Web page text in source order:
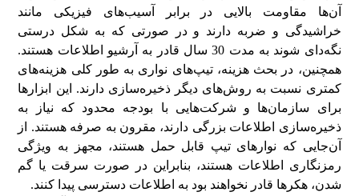
آن‌ها مقاومت بالایی در برابر آسیب‌های فیزیکی مانند
خراشیدگی و ضربه دارند و در صورتی که به شکل درستی
نگه‌دای شوند به مدت 30 سال قادر به آرشیو اطلاعات هستند.
همچنین، در بحث هزینه، تیپ‌های نواری به طور کلی هزینه‌های
کمتری نسبت به روش‌های دیگر ذخیره‌سازی دارند. این ابزارها
برای سازمان‌ها و شرکت‌هایی با بودجه محدود که نیاز به
ذخیره‌سازی اطلاعات بزرگی دارند، مقرون به صرفه هستند. از
آن‌جایی که نوارهای تیپ قابل حمل هستند، مجهز به ویژگی
رمزنگاری اطلاعات هستند، بنابراین در صورت سرقت یا گم
شدن، هکرها قادر نخواهند بود به اطلاعات دسترسی پیدا کنند.